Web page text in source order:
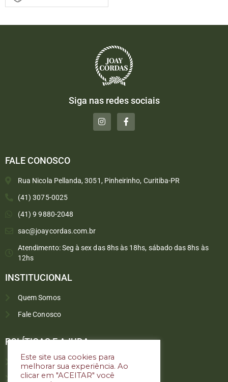
Siga nas redes sociais
FALE CONOSCO
Rua Nicola Pellanda, 3051, Pinheirinho, Curitiba-PR
(41) 3075-0025
(41) 9 9880-2048
sac@joaycordas.com.br
Atendimento: Seg à sex das 8hs às 18hs, sábado das 8hs às
12hs
INSTITUCIONAL
Quem Somos
Fale Conosco
POLÍTICAS E AJUDA
Política de troca e devoluções
Política de privacidade
Este site usa cookies para
melhorar sua experiência. Ao
clicar em "ACEITAR" vocêAtendimento